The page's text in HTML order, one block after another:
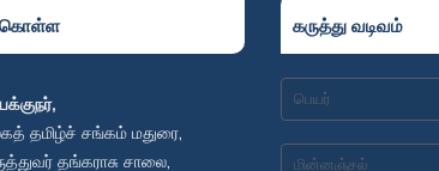
கொள்ள
தமிழ்ச் சங்கம் மதுரை,
தங்கராசு சாலை,
கருத்து வடிவம்